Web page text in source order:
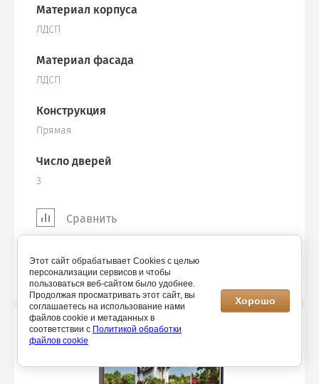
Материал корпуса
ЛДСП
Материал фасада
ЛДСП
Конструкция
Прямая
Число дверей
3
Сравнить
74 200
43 650
Этот сайт обрабатывает Cookies с целью
персонализации сервисов и чтобы
пользоваться веб-сайтом было удобнее.
Продолжая просматривать этот сайт, вы
соглашаетесь на использование нами
файлов cookie и метаданных в
соответствии с Политикой обработки
файлов cookie
Хорошо